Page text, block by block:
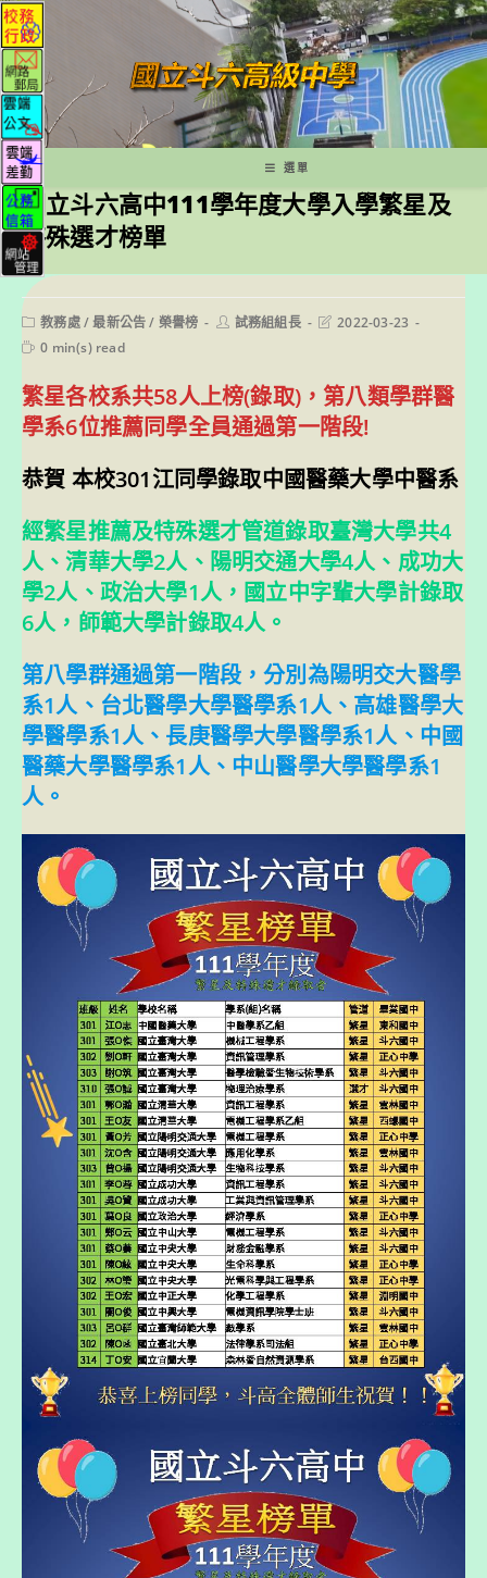
跳
轉
至
主
要
內
容
選單
國立斗六高中111學年度大學入學繁星及
特殊選才榜單
Post
category:
教務處/ 最新公告 / 榮譽榜
Post試務組組長
Post2022-03-23
Reading
0 min(s) read
繁星各校系共58人上榜(錄取)，第八類學群醫
學系6位推薦同學全員通過第一階段!
恭賀 本校301江同學錄取中國醫藥大學中醫系
經繁星推薦及特殊選才管道錄取臺灣大學共4
人、清華大學2人、陽明交通大學4人、成功大
學2人、政治大學1人，國立中字輩大學計錄取
6人，師範大學計錄取4人。
第八學群通過第一階段，分別為陽明交大醫學
系1人、台北醫學大學醫學系1人、高雄醫學大
學醫學系1人、長庚醫學大學醫學系1人、中國
醫藥大學醫學系1人、中山醫學大學醫學系1
人。